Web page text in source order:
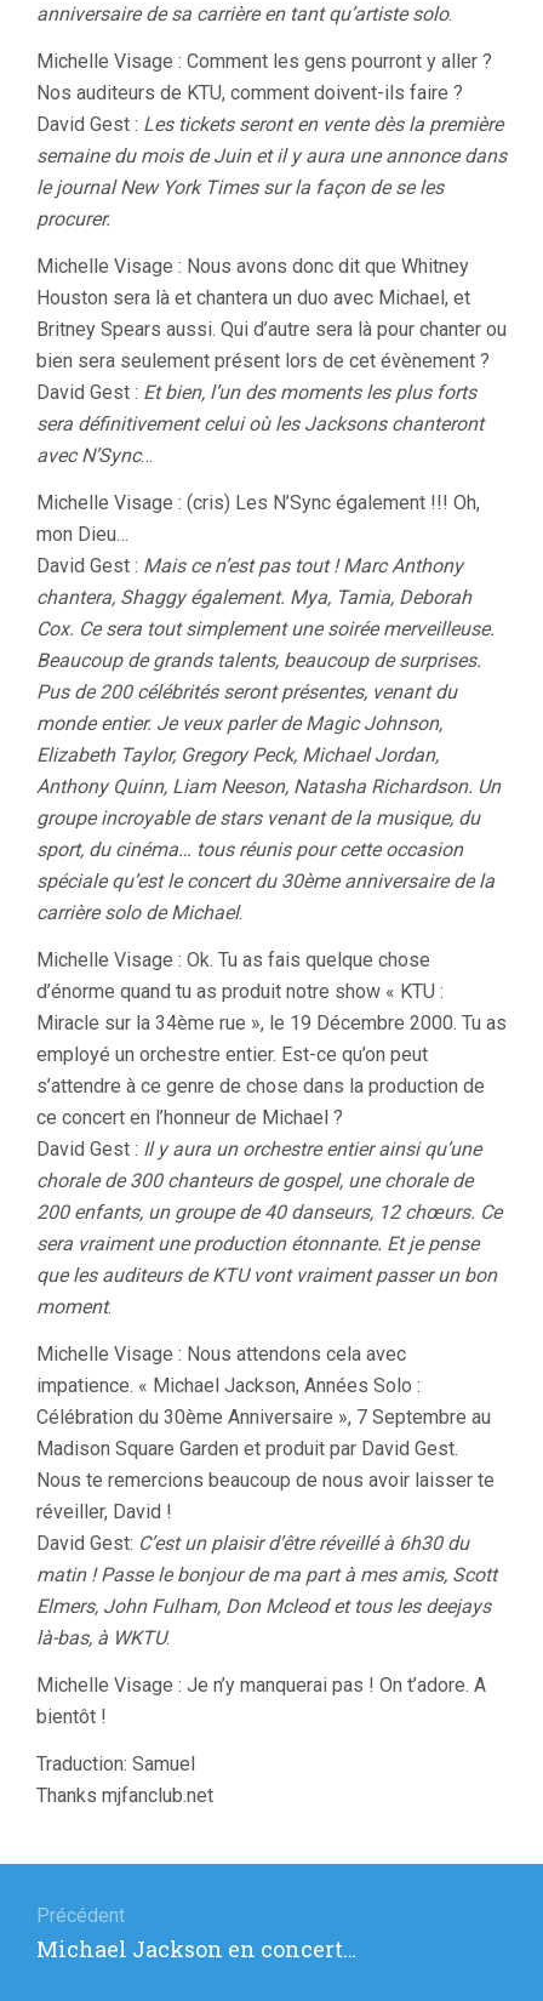
anniversaire de sa carrière en tant qu’artiste solo.
Michelle Visage : Comment les gens pourront y aller ?
Nos auditeurs de KTU, comment doivent-ils faire ?
David Gest : Les tickets seront en vente dès la première
semaine du mois de Juin et il y aura une annonce dans
le journal New York Times sur la façon de se les
procurer.
Michelle Visage : Nous avons donc dit que Whitney
Houston sera là et chantera un duo avec Michael, et
Britney Spears aussi. Qui d’autre sera là pour chanter ou
bien sera seulement présent lors de cet évènement ?
David Gest : Et bien, l’un des moments les plus forts
sera définitivement celui où les Jacksons chanteront
avec N’Sync…
Michelle Visage : (cris) Les N’Sync également !!! Oh,
mon Dieu…
David Gest : Mais ce n’est pas tout ! Marc Anthony
chantera, Shaggy également. Mya, Tamia, Deborah
Cox. Ce sera tout simplement une soirée merveilleuse.
Beaucoup de grands talents, beaucoup de surprises.
Pus de 200 célébrités seront présentes, venant du
monde entier. Je veux parler de Magic Johnson,
Elizabeth Taylor, Gregory Peck, Michael Jordan,
Anthony Quinn, Liam Neeson, Natasha Richardson. Un
groupe incroyable de stars venant de la musique, du
sport, du cinéma… tous réunis pour cette occasion
spéciale qu’est le concert du 30ème anniversaire de la
carrière solo de Michael.
Michelle Visage : Ok. Tu as fais quelque chose
d’énorme quand tu as produit notre show « KTU :
Miracle sur la 34ème rue », le 19 Décembre 2000. Tu as
employé un orchestre entier. Est-ce qu’on peut
s’attendre à ce genre de chose dans la production de
ce concert en l’honneur de Michael ?
David Gest : Il y aura un orchestre entier ainsi qu’une
chorale de 300 chanteurs de gospel, une chorale de
200 enfants, un groupe de 40 danseurs, 12 chœurs. Ce
sera vraiment une production étonnante. Et je pense
que les auditeurs de KTU vont vraiment passer un bon
moment.
Michelle Visage : Nous attendons cela avec
impatience. « Michael Jackson, Années Solo :
Célébration du 30ème Anniversaire », 7 Septembre au
Madison Square Garden et produit par David Gest.
Nous te remercions beaucoup de nous avoir laisser te
réveiller, David !
David Gest: C’est un plaisir d’être réveillé à 6h30 du
matin ! Passe le bonjour de ma part à mes amis, Scott
Elmers, John Fulham, Don Mcleod et tous les deejays
là-bas, à WKTU.
Michelle Visage : Je n’y manquerai pas ! On t’adore. A
bientôt !
Traduction: Samuel
Thanks mjfanclub.net
de
l’article
Précédent
Article
Michael Jackson en concert…